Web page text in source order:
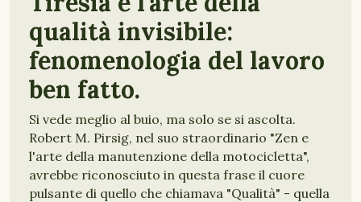
qualità invisibile:
fenomenologia del lavoro
ben fatto.
Si vede meglio al buio, ma solo se si ascolta.
Robert M. Pirsig, nel suo straordinario "Zen e
l'arte della manutenzione della motocicletta",
avrebbe riconosciuto in questa frase il cuore
pulsante di quello che chiamava "Qualità" - quella